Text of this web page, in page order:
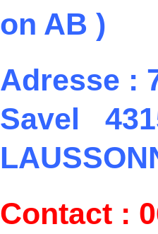
on AB )
Adresse :
Savel
Contact :